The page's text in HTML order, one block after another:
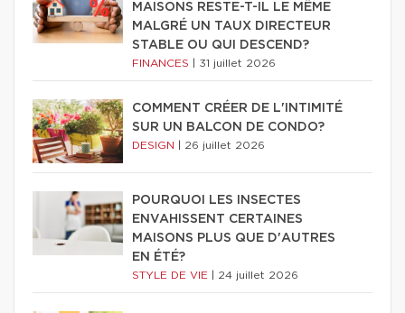
MAISONS RESTE-T-IL LE MÊME
MALGRÉ UN TAUX DIRECTEUR
STABLE OU QUI DESCEND?
FINANCES 31 juillet 2026
COMMENT CRÉER DE L'INTIMITÉ
SUR UN BALCON DE CONDO?
DESIGN 26 juillet 2026
POURQUOI LES INSECTES
ENVAHISSENT CERTAINES
MAISONS PLUS QUE D'AUTRES
EN ÉTÉ?
STYLE DE VIE 24 juillet 2026